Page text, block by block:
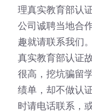
理真实教育部认
公司诚聘当地合
趣就请联系我们
真实教育部认证
很高，挖坑骗留
绩单，却不做认
时请电话联系，